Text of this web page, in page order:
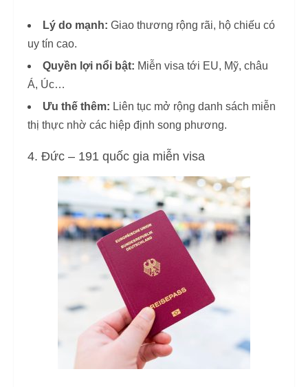
Lý do mạnh: Giao thương rộng rãi, hộ chiếu có
uy tín cao.
Quyền lợi nổi bật: Miễn visa tới EU, Mỹ, châu
Á, Úc…
Ưu thế thêm: Liên tục mở rộng danh sách miễn
thị thực nhờ các hiệp định song phương.
4. Đức – 191 quốc gia miễn visa